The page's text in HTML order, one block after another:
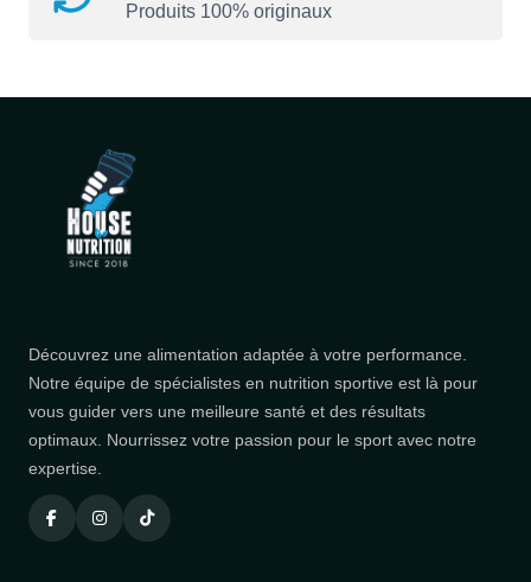
Produits 100% originaux
Découvrez une alimentation adaptée à votre performance.
Notre équipe de spécialistes en nutrition sportive est là pour
vous guider vers une meilleure santé et des résultats
optimaux. Nourrissez votre passion pour le sport avec notre
expertise.